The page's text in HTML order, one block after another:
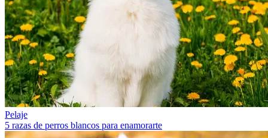
Pelaje
5 razas de perros blancos para enamorarte